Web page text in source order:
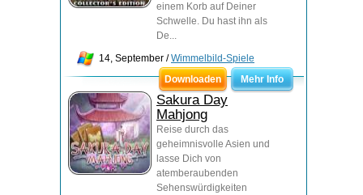
einem Korb auf Deiner
Schwelle. Du hast ihn als
De...
14, September /Wimmelbild-Spiele
Downloaden
Mehr Info
Sakura Day
Mahjong
Reise durch das
geheimnisvolle Asien und
lasse Dich von
atemberaubenden
Sehenswürdigkeiten